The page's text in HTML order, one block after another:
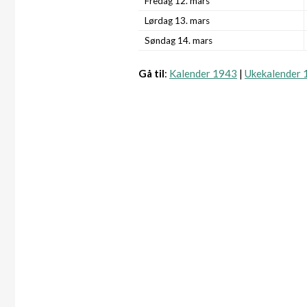
Lørdag 13. mars
Søndag 14. mars
Gå til: Kalender 1943 | Ukekalender